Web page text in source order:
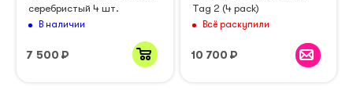
серебристый 4 шт.
В наличии
7 500 ₽
Tag 2 (4 pack)
Всё раскупили
10 700 ₽